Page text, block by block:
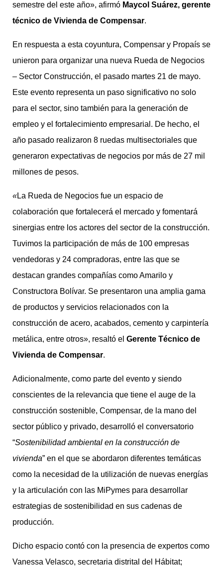
semestre del este año», afirmó Maycol Suárez, gerente
técnico de Vivienda de Compensar.
En respuesta a esta coyuntura, Compensar y Propaís se
unieron para organizar una nueva Rueda de Negocios
– Sector Construcción, el pasado martes 21 de mayo.
Este evento representa un paso significativo no solo
para el sector, sino también para la generación de
empleo y el fortalecimiento empresarial. De hecho, el
año pasado realizaron 8 ruedas multisectoriales que
generaron expectativas de negocios por más de 27 mil
millones de pesos.
«La Rueda de Negocios fue un espacio de
colaboración que fortalecerá el mercado y fomentará
sinergias entre los actores del sector de la construcción.
Tuvimos la participación de más de 100 empresas
vendedoras y 24 compradoras, entre las que se
destacan grandes compañías como Amarilo y
Constructora Bolívar. Se presentaron una amplia gama
de productos y servicios relacionados con la
construcción de acero, acabados, cemento y carpintería
metálica, entre otros», resaltó el Gerente Técnico de
Vivienda de Compensar.
Adicionalmente, como parte del evento y siendo
conscientes de la relevancia que tiene el auge de la
construcción sostenible, Compensar, de la mano del
sector público y privado, desarrolló el conversatorio
“Sostenibilidad ambiental en la construcción de
vivienda” en el que se abordaron diferentes temáticas
como la necesidad de la utilización de nuevas energías
y la articulación con las MiPymes para desarrollar
estrategias de sostenibilidad en sus cadenas de
producción.
Dicho espacio contó con la presencia de expertos como
Vanessa Velasco, secretaria distrital del Hábitat;